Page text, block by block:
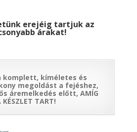
erejéig tartjuk az
árakat!
komplett, kíméletes és
megoldást a fejéshez,
áremelkedés előtt, AMÍG
KÉSZLET TART!